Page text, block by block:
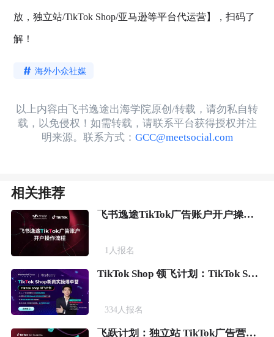
放，独立站/TikTok Shop/亚马逊等平台代运营】，扫码了
解！
海外小众社媒
以上内容由飞书逸途出海学院原创/转载，请勿私自转
载，以免侵权！如需转载，请联系平台获得授权并注
明来源。联系方式： GCC@meetsocial.com
相关推荐
飞书逸途TikTok广告账户开户操作流程
1人报名
TikTok Shop 领飞计划：TikTok Shop新商实操爆单营
334人报名
飞跃计划：独立站 TikTok广告营销实战课